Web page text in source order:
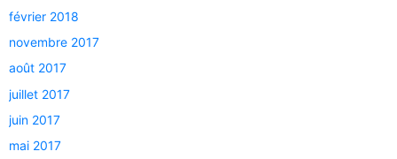
février 2018
novembre 2017
août 2017
juillet 2017
juin 2017
mai 2017